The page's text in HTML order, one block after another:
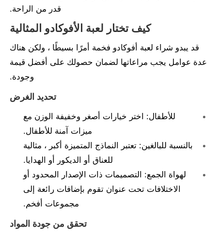
قدر من الراحة.
كيف تختار لعبة الأفوكادو المثالية
قد يبدو شراء لعبة أفوكادو فخمة أمرًا بسيطًا ، ولكن هناك
عدة عوامل يجب مراعاتها لضمان حصولك على أفضل قيمة
وجودة.
تحديد الغرض
للأطفال: اختر خيارات أصغر وخفيفة الوزن مع
ميزات آمنة للأطفال.
بالنسبة للبالغين: تعتبر النماذج المتميزة أكبر ، مثالية
للعناق أو الديكور أو الهدايا.
لهواة الجمع: التصميمات ذات الإصدار المحدود أو
الاختلافات تحت عنوان تقوم بإضافات رائعة إلى
مجموعات أفخم.
تحقق من جودة المواد